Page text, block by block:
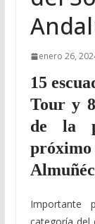
enero 26,
15
Tour y
de la
Importante